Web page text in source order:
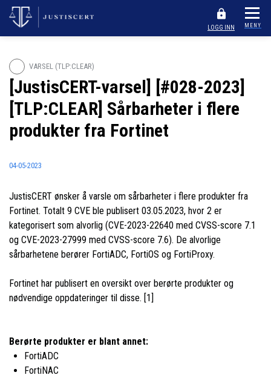
LOGG INN MENY
VARSEL (TLP:CLEAR)
[JustisCERT-varsel] [#028-2023]
[TLP:CLEAR] Sårbarheter i flere
produkter fra Fortinet
04-05-2023
JustisCERT ønsker å varsle om sårbarheter i flere produkter fra
Fortinet. Totalt 9 CVE ble publisert 03.05.2023, hvor 2 er
kategorisert som alvorlig (CVE-2023-22640 med CVSS-score 7.1
og CVE-2023-27999 med CVSS-score 7.6). De alvorlige
sårbarhetene berører FortiADC, FortiOS og FortiProxy.
Fortinet har publisert en oversikt over berørte produkter og
nødvendige oppdateringer til disse. [1]
Berørte produkter er blant annet:
FortiADC
FortiNAC